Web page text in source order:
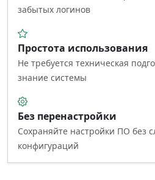
забытых логинов
Простота использования
Не требуется техническая
знание системы
Без перенастройки
Сохраняйте настройки ПО без
конфигураций